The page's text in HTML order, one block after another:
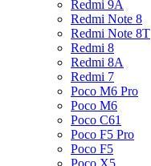
Redmi 9A
Redmi Note 8
Redmi Note 8T
Redmi 8
Redmi 8A
Redmi 7
Poco M6 Pro
Poco M6
Poco C61
Poco F5 Pro
Poco F5
Poco X5